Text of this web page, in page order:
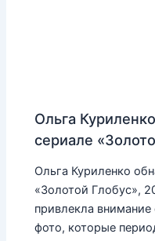
Ольга
сериале
Ольга Куриленко
«Золотой Глобус»,
привлекла
фото, которые